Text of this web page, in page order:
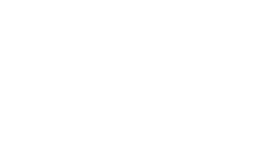
assurent une mission de communication
et de développement local que le fonds
en 1982. Un fonds modifié pour aider